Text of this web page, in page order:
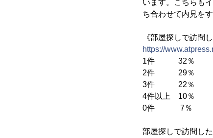
います。こちらも
ち合わせて内見を
《部屋探しで訪問
https://
1件 32％
2件 29％
3件 22％
4件以上 10％
0件 7％
部屋探しで訪問し